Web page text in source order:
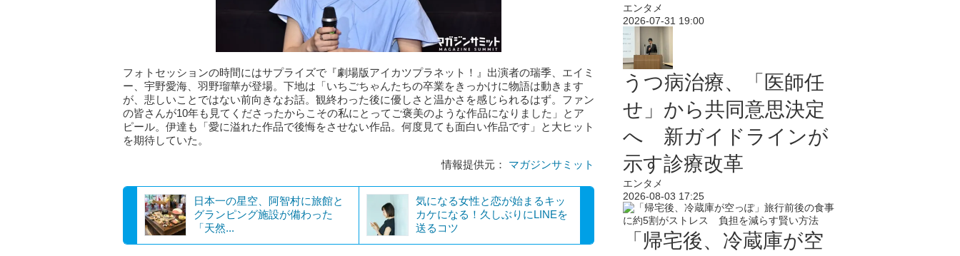
フォトセッションの時間にはサプライズで『劇場版アイカツプラネット！』出演者の瑞季、エイミ
ー、宇野愛海、羽野瑠華が登場。下地は「いちごちゃんたちの卒業をきっかけに物語は動きます
が、悲しいことではない前向きなお話。観終わった後に優しさと温かさを感じられるはず。ファン
の皆さんが10年も見てくださったからこその私にとってご褒美のような作品になりました」とア
ピール。伊達も「愛に溢れた作品で後悔をさせない作品。何度見ても面白い作品です」と大ヒット
を期待していた。
情報提供元： マガジンサミット
日本一の星空、阿智村に旅館と
グランピング施設が備わった
「天然...
気になる女性と恋が始まるキッ
カケになる！久しぶりにLINEを
送るコツ
エンタメ
2026-07-31 19:00
うつ病治療、「医師任
せ」から共同意思決定
へ 新ガイドラインが
示す診療改革
エンタメ
2026-08-03 17:25
「帰宅後、冷蔵庫が空